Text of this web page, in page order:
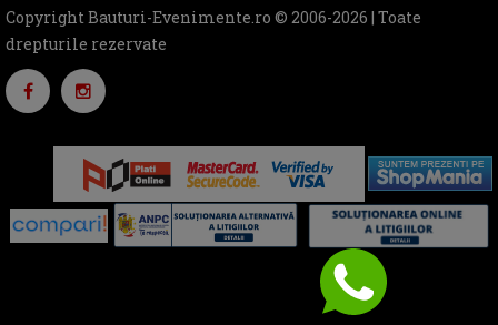
Copyright Bauturi-Evenimente.ro © 2006-2026 | Toate
drepturile rezervate